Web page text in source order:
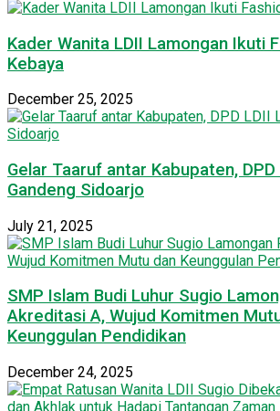
Kader Wanita LDII Lamongan Ikuti
Kebaya
December 25, 2025
Gelar Taaruf antar Kabupaten,
Gandeng Sidoarjo
July 21, 2025
SMP Islam Budi Luhur Sugio
Akreditasi A, Wujud Komitmen
Keunggulan Pendidikan
December 24, 2025